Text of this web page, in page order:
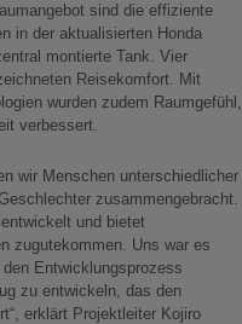
sind die effiziente
in der aktualisierten Honda
montierte Tank. Vier
Reisekomfort. Mit
wurden zudem Raumgefühl,
verbessert.
wir Menschen unterschiedlicher
zusammengebracht.
und bietet
zugutekommen. Uns war es
Entwicklungsprozess
zu entwickeln, das den
erklärt Projektleiter Kojiro